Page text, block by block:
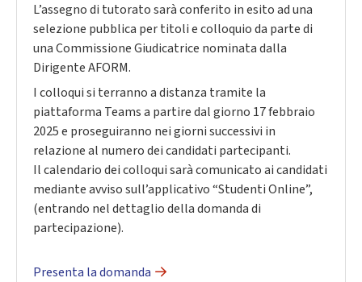
L’assegno di tutorato sarà conferito in esito ad una
selezione pubblica per titoli e colloquio da parte di
una Commissione Giudicatrice nominata dalla
Dirigente AFORM.
I colloqui si terranno a distanza tramite la
piattaforma Teams a partire dal giorno 17 febbraio
2025 e proseguiranno nei giorni successivi in
relazione al numero dei candidati partecipanti.
Il calendario dei colloqui sarà comunicato ai candidati
mediante avviso sull’applicativo “Studenti Online”,
(entrando nel dettaglio della domanda di
partecipazione).
Presenta la domanda